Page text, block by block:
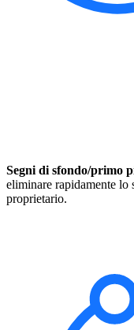
Segni di sfondo/primo
eliminare rapidamente
proprietario.